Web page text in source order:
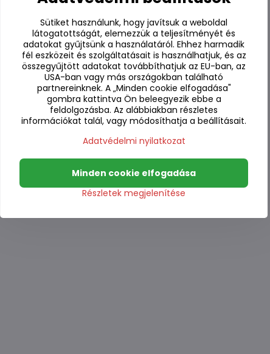
Sütiket használunk, hogy javítsuk a weboldal
látogatottságát, elemezzük a teljesítményét és
adatokat gyűjtsünk a használatáról. Ehhez harmadik
fél eszközeit és szolgáltatásait is használhatjuk, és az
összegyűjtött adatokat továbbíthatjuk az EU-ban, az
USA-ban vagy más országokban található
partnereinknek. A „Minden cookie elfogadása"
gombra kattintva Ön beleegyezik ebbe a
feldolgozásba. Az alábbiakban részletes
információkat talál, vagy módosíthatja a beállításait.
Adatvédelmi nyilatkozat
Részletek megjelenítése
Minden cookie elfogadása